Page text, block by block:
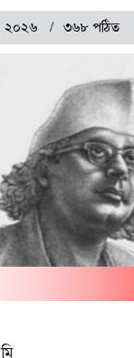
২০২৬ ৩৬৮ পঠিত